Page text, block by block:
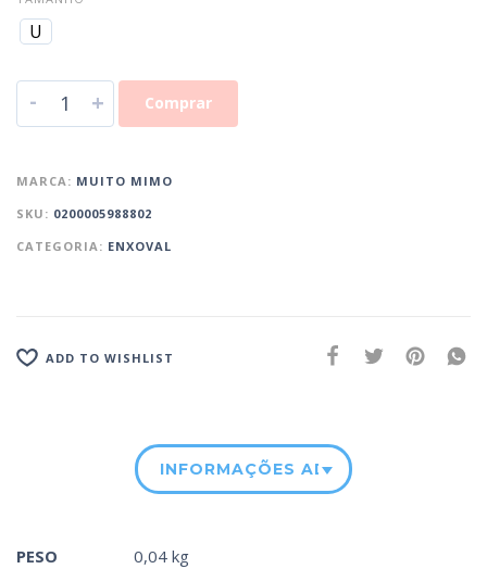
U
- + Comprar
MARCA: MUITO MIMO
SKU: 0200005988802
CATEGORIA: ENXOVAL
ADD TO WISHLIST
INFORMAÇÕES ADICIONAIS
PESO
0,04 kg